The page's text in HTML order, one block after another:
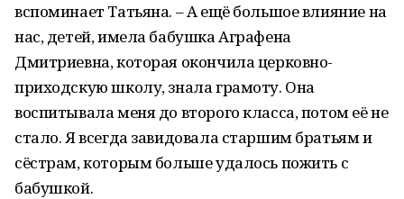
вспоминает Татьяна. – А ещё большое влияние на
нас, детей, имела бабушка Аграфена
Дмитриевна, которая окончила церковно-
приходскую школу, знала грамоту. Она
воспитывала меня до второго класса, потом её не
стало. Я всегда завидовала старшим братьям и
сёстрам, которым больше удалось пожить с
бабушкой.